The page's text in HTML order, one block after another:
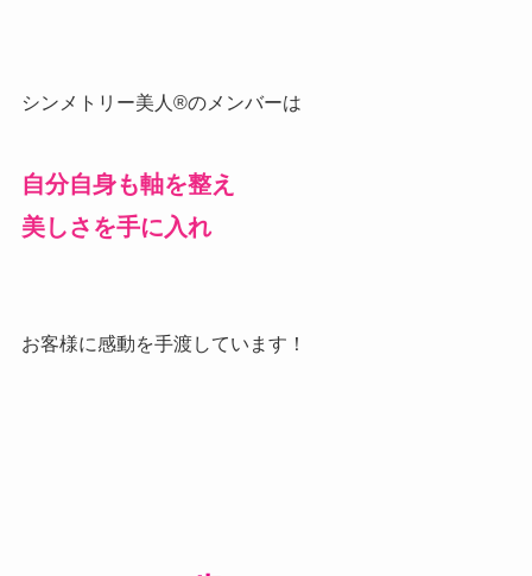
シンメトリー美人®のメンバーは
自分自身も軸を整え
美しさを手に入れ
お客様に感動を手渡しています！